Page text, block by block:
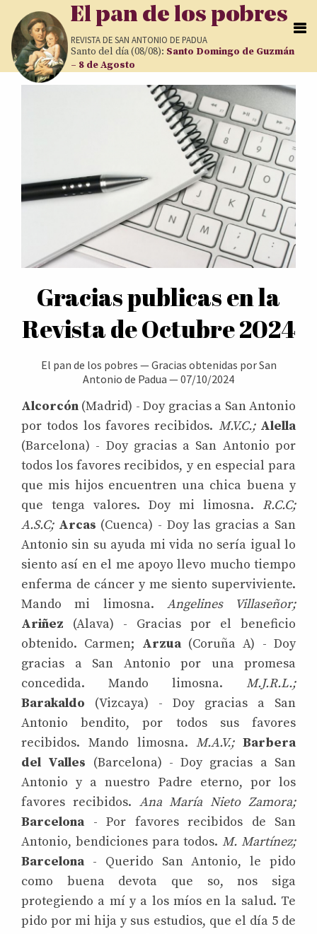
Pasar al contenido principal
El pan de los pobres
REVISTA DESAN ANTONIO DE PADUA
Santo del día (08/08): Santo Domingo de Guzmán
– 8 de Agosto
Gracias publicas en la
Revista de Octubre 2024
El pan de los pobres —Gracias obtenidas por San
Antonio de Padua —07/10/2024
Alcorcón (Madrid) - Doy gracias a San Antonio
por todos los favores recibidos. M.V.C.; Alella
(Barcelona) - Doy gracias a San Antonio por
todos los favores recibidos, y en especial para
que mis hijos encuentren una chica buena y
que tenga valores. Doy mi limosna. R.C.C;
A.S.C; Arcas (Cuenca) - Doy las gracias a San
Antonio sin su ayuda mi vida no sería igual lo
siento así en el me apoyo llevo mucho tiempo
enferma de cáncer y me siento superviviente.
Mando mi limosna. Angelines Villaseñor;
Ariñez (Alava) - Gracias por el beneficio
obtenido. Carmen; Arzua(Coruña A) - Doy
gracias a San Antonio por una promesa
concedida. Mando limosna. M.J.R.L.;
Barakaldo (Vizcaya) - Doy gracias a San
Antonio bendito, por todos sus favores
recibidos. Mando limosna.M.A.V.; Barbera
del Valles (Barcelona) - Doy gracias a San
Antonio y a nuestro Padre eterno, por los
favores recibidos. Ana María Nieto Zamora;
Barcelona - Por favores recibidos de San
Antonio, bendiciones para todos.M. Martínez;
Barcelona - Querido San Antonio, le pido
como buena devota que so, nos siga
protegiendo a mí y a los míos en la salud. Te
pido por mi hija y sus estudios, que el día 5 de